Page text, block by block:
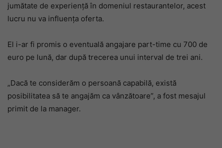
jumătate de experiență în domeniul restaurantelor, acest
lucru nu va influența oferta.
El i-ar fi promis o eventuală angajare part-time cu 700 de
euro pe lună, dar după trecerea unui interval de trei ani.
„Dacă te considerăm o persoană capabilă, există
posibilitatea să te angajăm ca vânzătoare”, a fost mesajul
primit de la manager.